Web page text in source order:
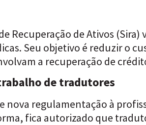
Recuperação de Ativos
Seu objetivo é reduzir o
a recuperação de
de tradutores
nova regulamentação à
fica autorizado que